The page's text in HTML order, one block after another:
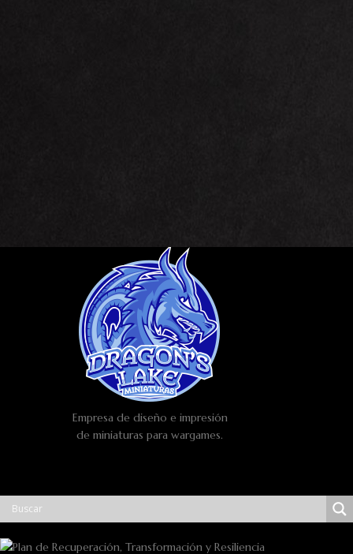
Empresa de diseño e impresión
de miniaturas para wargames.